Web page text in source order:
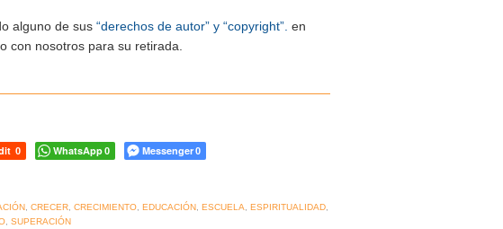
alguno de sus “derechos de autor” y “copyright”. en
con nosotros para su retirada.
0 WhatsApp0 Messenger0
, CRECER, CRECIMIENTO, EDUCACIÓN, ESCUELA, ESPIRITUALIDAD,
, SUPERACIÓN